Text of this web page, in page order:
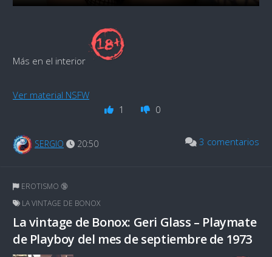
Más en el interior
Ver material NSFW
1
0
SERGIO 20:50 3 comentarios
EROTISMO 🔞
LA VINTAGE DE BONOX
La vintage de Bonox: Geri Glass – Playmate
de Playboy del mes de septiembre de 1973